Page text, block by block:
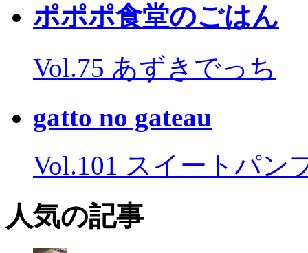
ポポポ食堂のごはん
Vol.75 あずきでっち
gatto no gateau
Vol.101 スイートパン
人気の記事